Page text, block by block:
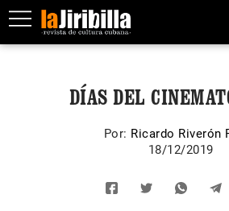
DÍAS DEL
Por: Ricardo Riverón
18/12/2019